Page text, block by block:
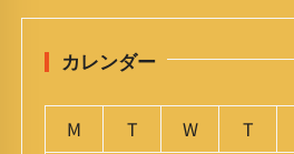
カレンダー
M T W T